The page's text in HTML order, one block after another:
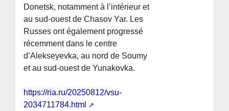
Donetsk, notamment à l’intérieur et
au sud-ouest de Chasov Yar. Les
Russes ont également progressé
récemment dans le centre
d’Alekseyevka, au nord de Soumy
et au sud-ouest de Yunakovka.
https://ria.ru/20250812/vsu-
2034711784.html